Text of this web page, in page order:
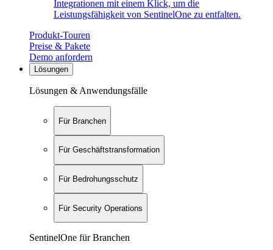
Integrationen mit einem Klick, um die
Leistungsfähigkeit von SentinelOne zu entfalten.
Produkt-Touren
Preise & Pakete
Demo anfordern
Lösungen
Lösungen & Anwendungsfälle
Für Branchen
Für Geschäftstransformation
Für Bedrohungsschutz
Für Security Operations
SentinelOne für Branchen